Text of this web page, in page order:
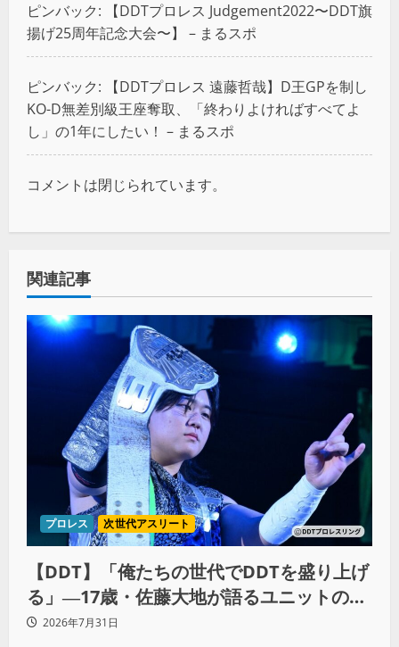
ピンバック:
【DDTプロレス Judgement2022〜DDT旗
揚げ25周年記念大会〜】 – まるスポ
ピンバック:
【DDTプロレス 遠藤哲哉】D王GPを制し
KO-D無差別級王座奪取、「終わりよければすべてよ
し」の1年にしたい！ – まるスポ
コメントは閉じられています。
関連記事
プロレス 次世代アスリート
【DDT】「俺たちの世代でDDTを盛り上げ
る」―17歳・佐藤大地が語るユニットの絆
とシングル王座への飽くなき野望
2026年7月31日